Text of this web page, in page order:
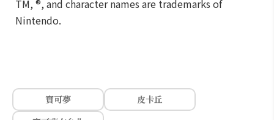
TM, ®, and character names are trademarks of
Nintendo.
寶可夢
皮卡丘